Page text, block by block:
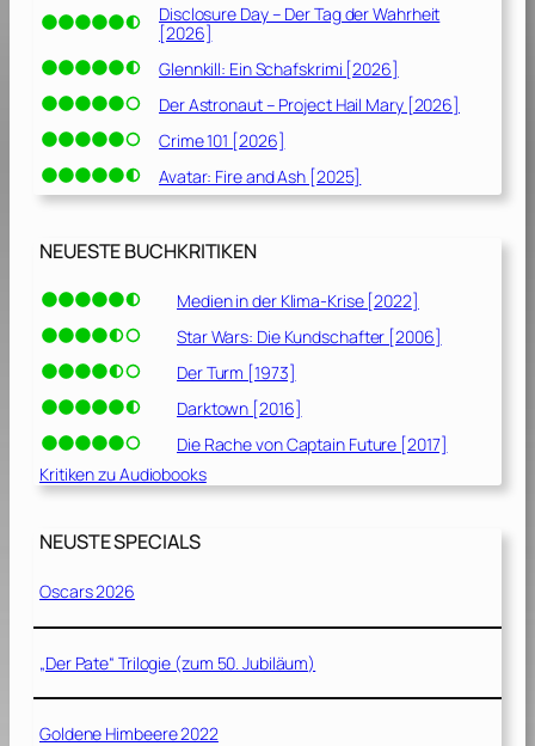
Disclosure Day – Der Tag der Wahrheit
[2026]
Glennkill: Ein Schafskrimi [2026]
Der Astronaut – Project Hail Mary [2026]
Crime 101 [2026]
Avatar: Fire and Ash [2025]
NEUESTE BUCHKRITIKEN
Medien in der Klima-Krise [2022]
Star Wars: Die Kundschafter [2006]
Der Turm [1973]
Darktown [2016]
Die Rache von Captain Future [2017]
Kritiken zu Audiobooks
NEUSTE SPECIALS
Oscars 2026
„Der Pate“ Trilogie (zum 50. Jubiläum)
Goldene Himbeere 2022